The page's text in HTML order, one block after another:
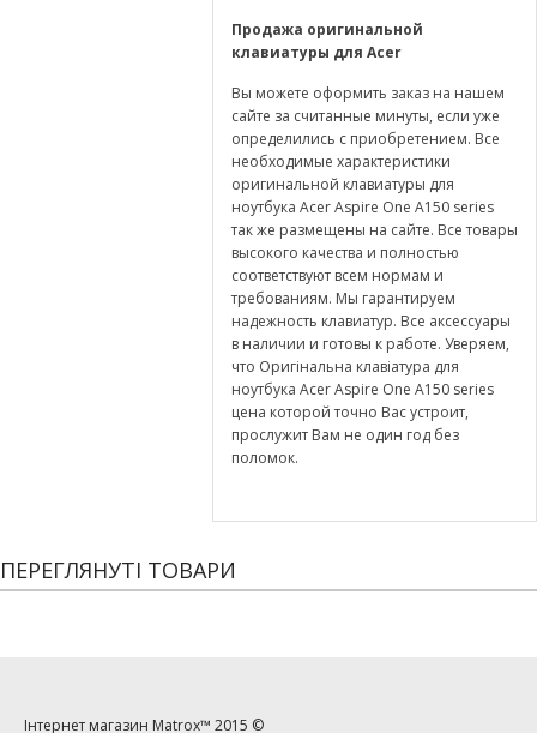
Продажа оригинальной
клавиатуры для Acer
Вы можете оформить заказ на нашем
сайте за считанные минуты, если уже
определились с приобретением. Все
необходимые характеристики
оригинальной клавиатуры для
ноутбука Acer Aspire One A150 series
так же размещены на сайте. Все товары
высокого качества и полностью
соответствуют всем нормам и
требованиям. Мы гарантируем
надежность клавиатур. Все аксессуары
в наличии и готовы к работе. Уверяем,
что Оригінальна клавіатура для
ноутбука Acer Aspire One A150 series
цена которой точно Вас устроит,
прослужит Вам не один год без
поломок.
ПЕРЕГЛЯНУТІ ТОВАРИ
Інтернет магазин Matrox™ 2015 ©